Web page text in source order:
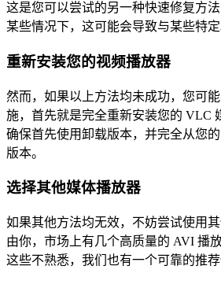
这是您可以尝试的另一种快速修复方
某些情况下，这可能会导致与某些特定
重新安装您的视频播放器
然而，如果以上方法均未成功，您可
施，首先就是完全重新安装您的 VLC
确保首先使用卸载版本，并完全从您
版本。
选择其他媒体播放器
如果其他方法均无效，不妨尝试使用
由你，市场上有几个高质量的 AVI 播
这些不熟悉，我们也有一个可靠的推荐